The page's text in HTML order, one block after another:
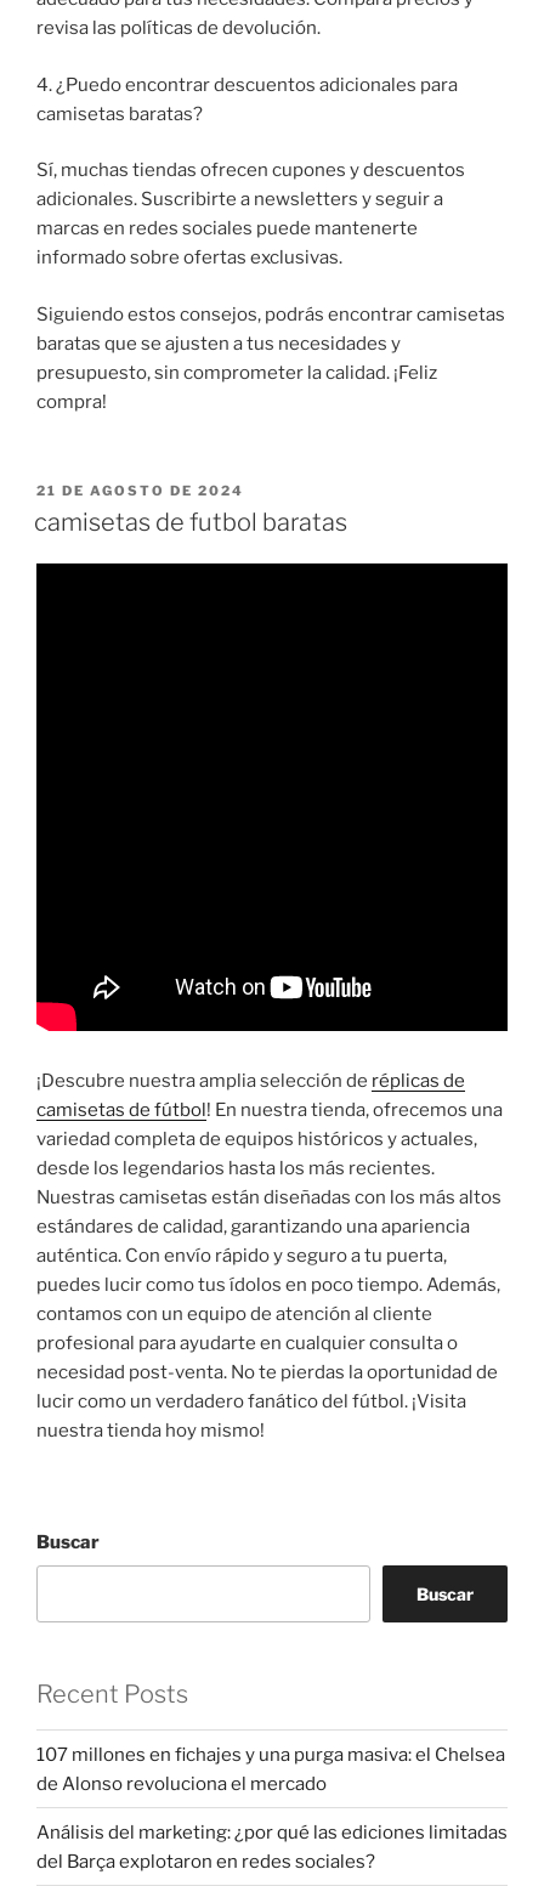
revisa las políticas de devolución.
4. ¿Puedo encontrar descuentos adicionales para
camisetas baratas?
Sí, muchas tiendas ofrecen cupones y descuentos
adicionales. Suscribirte a newsletters y seguir a
marcas en redes sociales puede mantenerte
informado sobre ofertas exclusivas.
Siguiendo estos consejos, podrás encontrar camisetas
baratas que se ajusten a tus necesidades y
presupuesto, sin comprometer la calidad. ¡Feliz
compra!
PUBLICADO
21 DE AGOSTO DE 2024
camisetas de futbol baratas
¡Descubre nuestra amplia selección de réplicas de
camisetas de fútbol! En nuestra tienda, ofrecemos una
variedad completa de equipos históricos y actuales,
desde los legendarios hasta los más recientes.
Nuestras camisetas están diseñadas con los más altos
estándares de calidad, garantizando una apariencia
auténtica. Con envío rápido y seguro a tu puerta,
puedes lucir como tus ídolos en poco tiempo. Además,
contamos con un equipo de atención al cliente
profesional para ayudarte en cualquier consulta o
necesidad post-venta. No te pierdas la oportunidad de
lucir como un verdadero fanático del fútbol. ¡Visita
nuestra tienda hoy mismo!
Buscar
Buscar
Recent Posts
107 millones en fichajes y una purga masiva: el Chelsea
de Alonso revoluciona el mercado
Análisis del marketing: ¿por qué las ediciones limitadas
del Barça explotaron en redes sociales?